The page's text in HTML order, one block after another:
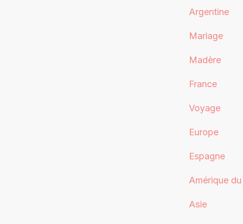
Argentine
Mariage
Madère
France
Voyage
Europe
Espagne
Amérique du
Asie